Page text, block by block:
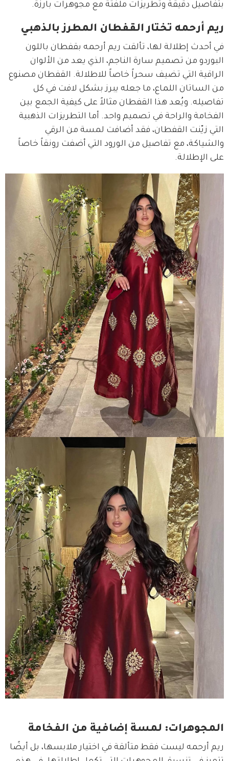
بتفاصيل دقيقة وتطريزات ملفتة مع مجوهرات بارزة.
ريم أرحمه تختار القفطان المطرز بالذهبي
في أحدث إطلالة لها، تألقت ريم أرحمه بقفطان باللون
البوردو من تصميم سارة الناجم، الذي يعد من الألوان
الراقية التي تضيف سحراً خاصاً للاطلالة. القفطان مصنوع
من الساتان اللماع، ما جعله يبرز بشكل لافت في كل
تفاصيله. ويُعد هذا القفطان مثالاً على كيفية الجمع بين
الفخامة والراحة في تصميم واحد. أما التطريزات الذهبية
التي زيّنت القفطان، فقد أضافت لمسة من الرقي
والشياكة، مع تفاصيل من الورود التي أضفت رونقاً خاصاً
على الإطلالة.
المجوهرات: لمسة إضافية من الفخامة
ريم أرحمه ليست فقط متألقة في اختيار ملابسها، بل أيضًا